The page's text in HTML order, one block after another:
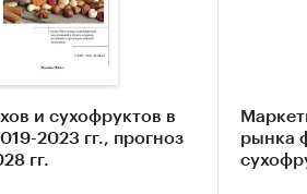
и сухофруктов в
2023 гг., прогноз
гг.
рынка